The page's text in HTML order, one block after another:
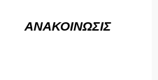
ΑΝΑΚΟΙΝΩΣΙΣ